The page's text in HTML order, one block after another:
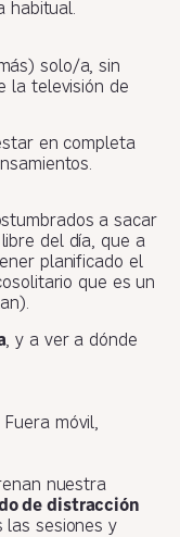
habitual.
solo/a, sin
la televisión de
en completa
a sacar
del día, que a
planificado el
que es un
, y a ver a dónde
móvil,
nuestra
de distracción
las sesiones y